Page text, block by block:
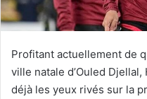
Profitant actuellement de
ville natale d’Ouled
déjà les yeux rivés sur la